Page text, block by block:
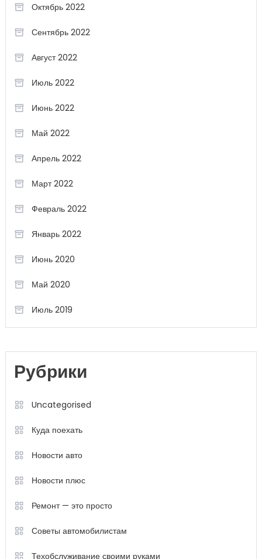
Октябрь 2022
Сентябрь 2022
Август 2022
Июль 2022
Июнь 2022
Май 2022
Апрель 2022
Март 2022
Февраль 2022
Январь 2022
Июнь 2020
Май 2020
Июль 2019
Рубрики
Uncategorised
Куда поехать
Новости авто
Новости плюс
Ремонт — это просто
Советы автомобилистам
Техобслуживание своими руками